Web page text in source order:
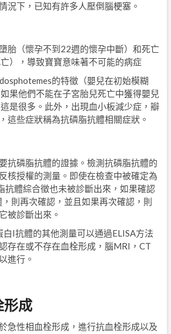
況下，已知有許多人壓倒腦梗塞。
胎（懷孕不到22週的懷孕中斷）和死亡
），導致寶寶意味著不可能的病症
的特徵（嬰兒在初始模糊
果他們不能在子宮胎兒死亡中獲得嬰兒
是很多。此外，出現血小板減少症，瓣
這些症狀稱為抗磷脂抗體相關症狀。
抗磷脂抗體的證據。檢測抗磷脂抗體的
核授權的測量。即使在檢查中被確定為
抗體綜合徵也未被診斷出來，如果確認
則再次確認，並且如果再次確認，則
被診斷出來。
I抗體的其他測量可以通過ELISA方法
存在或不存在血栓形成，腦MRI，CT
進行。
形成
急性相血栓形成，進行抗血栓形成以及